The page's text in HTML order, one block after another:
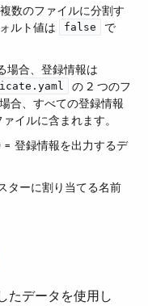
数のファイルに分割す
ルト値は
false
​ で
場合、登録情報は
​ の 2 つのフ
合、すべての登録情報
ァイルに含まれます。
= 登録情報を出力するデ
ターに割り当てる名前
たデータを使用し